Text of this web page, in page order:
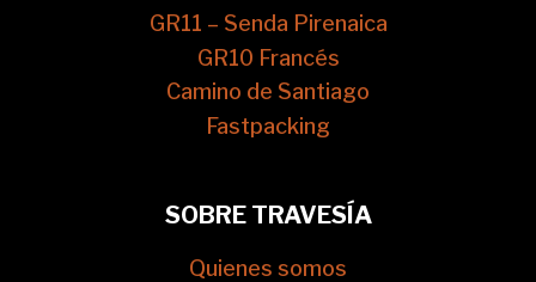
GR11 – Senda Pirenaica
GR10 Francés
Camino de Santiago
Fastpacking
SOBRE TRAVESÍA
Quienes somos